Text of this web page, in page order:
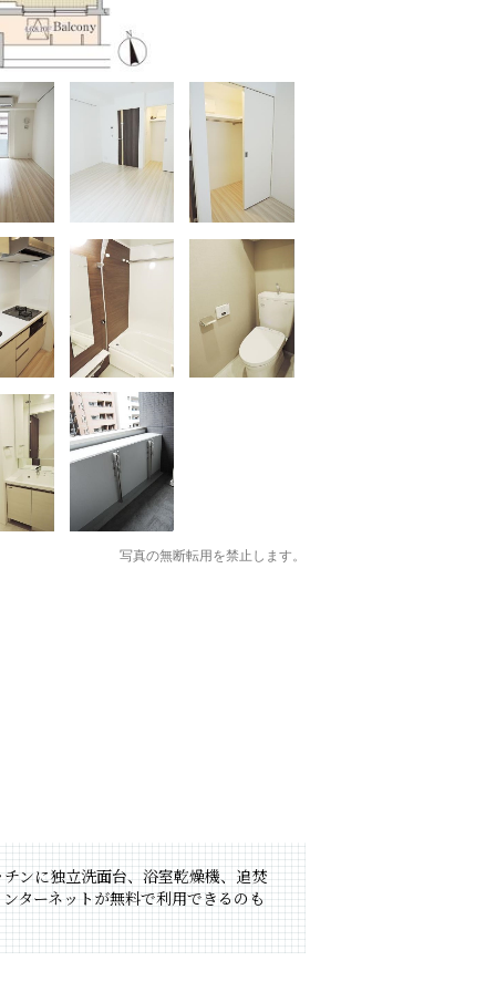
写真の無断転用を禁止します。
ンに独立洗面台、浴室乾燥機、追焚
ターネットが無料で利用できるのも